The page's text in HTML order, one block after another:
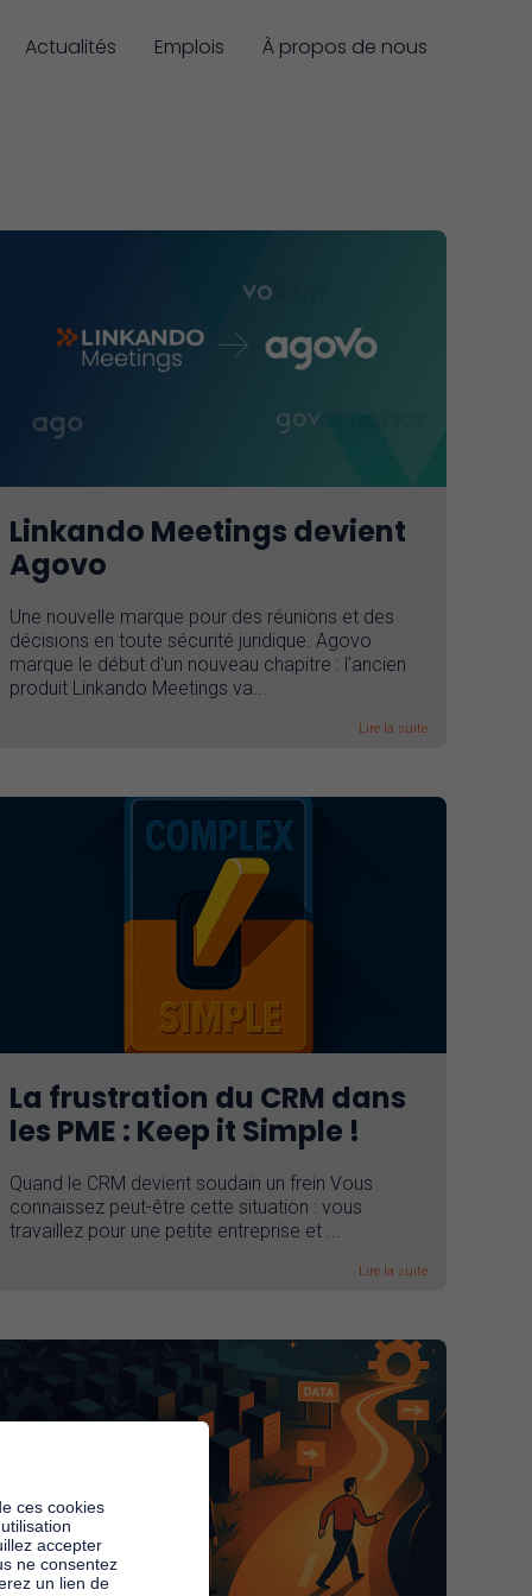
Actualités Emplois À propos de nous
Linkando Meetings devient
Agovo
Une nouvelle marque pour des réunions et des
décisions en toute sécurité juridique. Agovo
marque le début d'un nouveau chapitre : l'ancien
produit Linkando Meetings va...
Lire la suite
La frustration du CRM dans
les PME : Keep it Simple !
Quand le CRM devient soudain un frein Vous
connaissez peut-être cette situation : vous
travaillez pour une petite entreprise et ...
Lire la suite
ces cookies
accepter
ne consentez
un lien de